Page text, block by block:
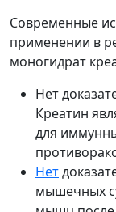
Современные
применении в
моногидрат
Нет
Креатин
для
Нет
мышечных